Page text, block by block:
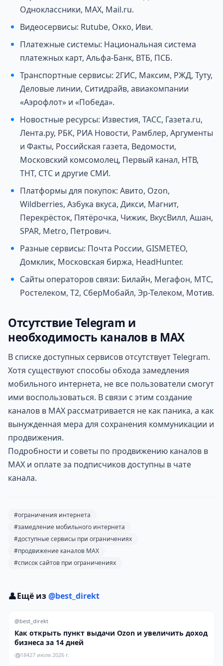
Одноклассники, MAX, Mail.ru.
Видеосервисы: Rutube, Окко, Иви.
Платежные системы: Национальная система
платежных карт, Альфа-Банк, ВТБ, ПСБ.
Транспортные сервисы: 2ГИС, Максим, РЖД, Туту,
Деловые линии, Ситидрайв, авиакомпании
«Аэрофлот» и «Победа».
Новостные ресурсы: Известия, ТАСС, Газета.ru,
Лента.ру, РБК, РИА Новости, Рамблер, Аргументы
и Факты, Российская газета, Ведомости,
Московский комсомолец, Первый канал, НТВ,
ТНТ, СТС и другие СМИ.
Платформы для покупок: Авито, Ozon,
Wildberries, Азбука вкуса, Дикси, Магнит,
Перекрёсток, Пятёрочка, Чижик, ВкусВилл, Ашан,
SPAR, Metro, Петрович.
Разные сервисы: Почта России, GISMETEO,
Домклик, Московская биржа, HeadHunter.
Сайты операторов связи: Билайн, Мегафон, МТС,
Ростелеком, T2, СберМобайл, Эр-Телеком, Мотив.
Отсутствие Telegram и
необходимость каналов в MAX
В списке доступных сервисов отсутствует Telegram.
Хотя существуют способы обхода замедления
мобильного интернета, не все пользователи смогут
ими воспользоваться. В связи с этим создание
каналов в MAX рассматривается не как паника, а как
вынужденная мера для сохранения коммуникации и
продвижения.
Подробности и советы по продвижению каналов в
MAX и оплате за подписчиков доступны в чате
канала.
#ограничения интернета
#замедление мобильного интернета
#доступные сервисы при ограничениях
#продвижение каналов MAX
#список сайтов при ограничениях
👤Ещё из@best_direkt
@best_direkt
Как открыть пункт выдачи Ozon и увеличить доход
бизнеса за 14 дней
18427 июля 2026 г.